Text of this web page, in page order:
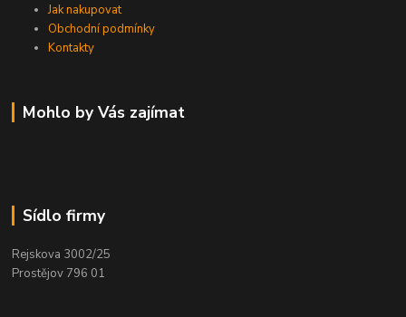
Jak nakupovat
Obchodní podmínky
Kontakty
Mohlo by Vás zajímat
Sídlo firmy
Rejskova 3002/25
Prostějov 796 01